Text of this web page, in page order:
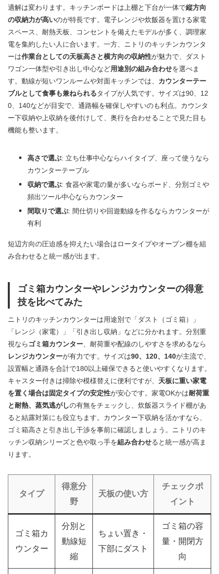
適解は変わります。キッチンボードは上棚と下台が一体で縦方向
の収納力が高いのが特長です。電子レンジや炊飯器を置ける家電
スペース、耐熱天板、コンセントを備えたモデルが多く、調理家
電を集約したい人に合います。一方、ニトリのキッチンカウンタ
ーは作業台としての天板高さと横方向の収納性が魅力で、ダスト
ワゴン一体型や引き出し中心など用途別の組み合わせを選べま
す。動線が短いワンルームや対面キッチンでは、 カウンターテー
ブルとして食事も兼ねられるタイプが人気です。サイズは90、12
0、140などが目安で、通路幅を確保しやすいのも利点。カウンタ
ー下収納や上収納を後付けして、奥行を合わせることで見た目も
機能も整います。
高さで選ぶ: 立ち仕事中心ならハイタイプ、座って使うなら
カウンターテーブル
収納で選ぶ: 食器や家電の量が多いならボード、分別ゴミや
頻出ツール中心ならカウンター
間取りで選ぶ: 間仕切りや回遊動線を作るならカウンターが
有利
短辺方向の圧迫感を抑えたい場合はロータイプやオープン棚を組
み合わせると統一感が出ます。
ゴミ箱カウンターやレンジカウンターの得意
技を比べてみた
ニトリのキッチンカウンターは用途別で「ダスト（ゴミ箱）」
「レンジ（家電）」「引き出し収納」などに分かれます。分別重
視ならゴミ箱カウンター、耐荷重や配線のしやすさを求めるなら
レンジカウンターが有力です。サイズは90、120、140が主流で、
設置幅と通路を合計で180以上確保できると使いやすくなります。
キャスター付きは掃除や模様替えに便利ですが、 天板に重い家電
を置く場合は固定タイプの安定性が安心です。家電OKかは耐荷重
と耐熱、蒸気逃がしの有無をチェックし、炊飯器スライド棚があ
ると結露対策にも役立ちます。カウンター下収納を活かすなら、
ゴミ箱高さと引き出し干渉を事前に確認しましょう。ニトリのキ
ッチン収納シリーズと色や取っ手を組み合わせると統一感が高ま
ります。
タイプ
得意分
野
天板の使い方
チェックポ
イント
ゴミ箱カ
ウンター
分別と
動線短
縮
ちょい置き・
下部にダスト
ゴミ箱の容
量・開閉方
向